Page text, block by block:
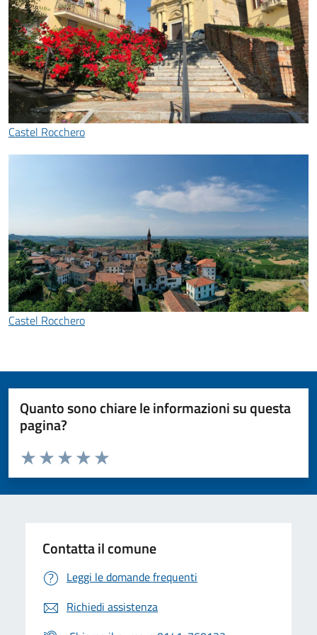
Castel Rocchero
Castel Rocchero
Quanto sono chiare le informazioni su questa
pagina?
Valuta da 1 a 5 stelle la pagina
Valuta 5 stelle su 5
Valuta 4 stelle su 5
Valuta 3 stelle su 5
Valuta 2 stelle su 5
Valuta 1 stelle su 5
Contatta il comune
Leggi le domande frequenti
Richiedi assistenza